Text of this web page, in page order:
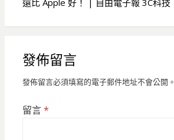
發佈留言
發佈留言必須填寫的電子郵件地址不會公開。
留言*